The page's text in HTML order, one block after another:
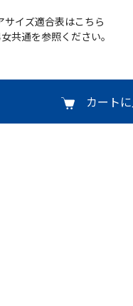
サイズ適合表はこちら
共通を参照ください。
カート